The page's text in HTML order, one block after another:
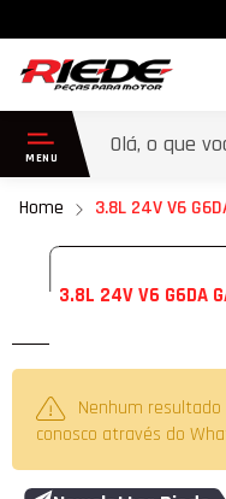
Home 3.8L 24V V6
Nenhum
conosco através do